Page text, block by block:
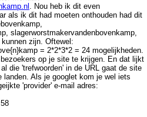
. Nou heb ik dit even
als ik dit had moeten onthouden had dit
slagerworstmakervandenbovenkamp,
zijn. Oftewel:
= 2*2*3*2 = 24 mogelijkheden.
op je site te krijgen. En dat lijkt
die 'trefwoorden' in de URL gaat de site
landen. Als je googlet kom je wel iets
'provider' e-mail adres: